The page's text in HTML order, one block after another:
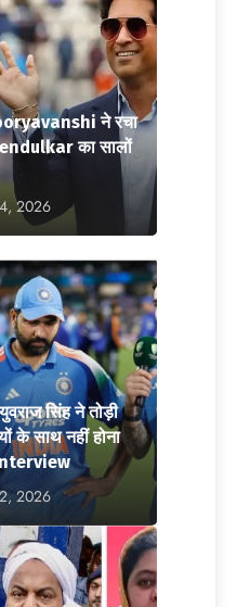
ने रचा
का सालों
2026
सिंह ने तोड़ी
के साथ नहीं होना
2026